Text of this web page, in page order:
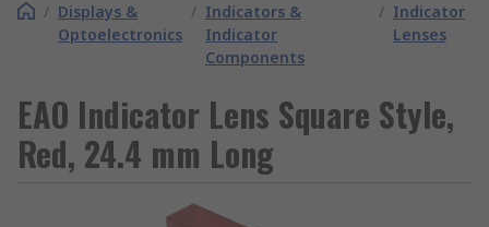
/ Displays &
Optoelectronics
/ Indicators &
Indicator
Components
/ Indicator
Lenses
EAO Indicator Lens Square Style,
Red, 24.4 mm Long